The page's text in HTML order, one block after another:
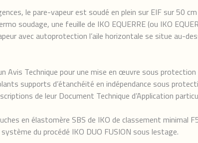
le pare-vapeur est soudé en plein sur EIF sur 50
soudage, une feuille de IKO EQUERRE (ou IKO
avec autoprotection l’aile horizontale se situe au-
Avis Technique pour une mise en œuvre sous
supports d’étanchéité en indépendance sous
de leur Document Technique d’Application
en élastomère SBS de IKO de classement minimal
du procédé IKO DUO FUSION sous lestage.